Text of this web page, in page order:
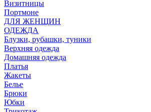
Визитницы
Портмоне
ДЛЯ ЖЕНЩИН
ОДЕЖДА
Блузки, рубашки, туники
Верхняя одежда
Домашняя одежда
Платья
Жакеты
Белье
Брюки
Юбки